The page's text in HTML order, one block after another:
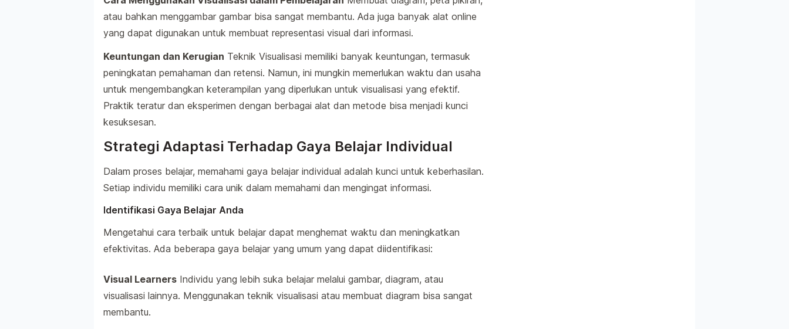
atau bahkan menggambar gambar bisa sangat membantu. Ada juga banyak alat online
yang dapat digunakan untuk membuat representasi visual dari informasi.
Keuntungan dan Kerugian Teknik Visualisasi memiliki banyak keuntungan, termasuk
peningkatan pemahaman dan retensi. Namun, ini mungkin memerlukan waktu dan usaha
untuk mengembangkan keterampilan yang diperlukan untuk visualisasi yang efektif.
Praktik teratur dan eksperimen dengan berbagai alat dan metode bisa menjadi kunci
kesuksesan.
Strategi Adaptasi Terhadap Gaya Belajar Individual
Dalam proses belajar, memahami gaya belajar individual adalah kunci untuk keberhasilan.
Setiap individu memiliki cara unik dalam memahami dan mengingat informasi.
Identifikasi Gaya Belajar Anda
Mengetahui cara terbaik untuk belajar dapat menghemat waktu dan meningkatkan
efektivitas. Ada beberapa gaya belajar yang umum yang dapat diidentifikasi:
Visual Learners Individu yang lebih suka belajar melalui gambar, diagram, atau
visualisasi lainnya. Menggunakan teknik visualisasi atau membuat diagram bisa sangat
membantu.